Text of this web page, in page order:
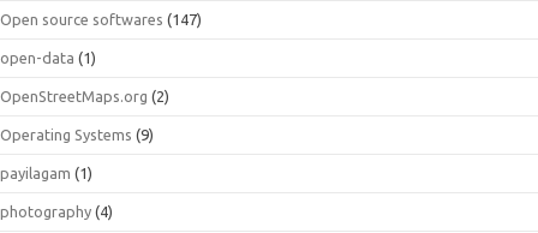
Open source softwares (147)
open-data (1)
OpenStreetMaps.org (2)
Operating Systems (9)
payilagam (1)
photography (4)